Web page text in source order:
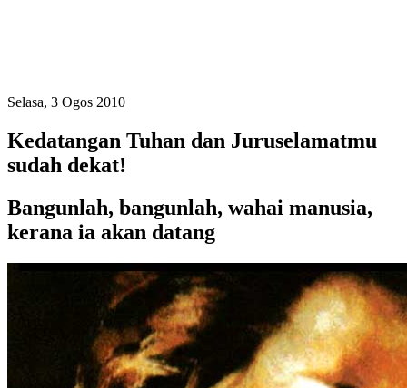
Selasa, 3 Ogos 2010
Kedatangan Tuhan dan Juruselamatmu
sudah dekat!
Bangunlah, bangunlah, wahai manusia,
kerana ia akan datang